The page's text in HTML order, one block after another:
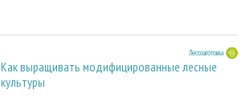
Лесозаготовка
Как выращивать модифицированные лесные
культуры